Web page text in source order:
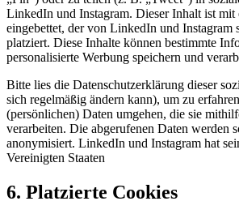
LinkedIn und Instagram. Dieser Inhalt ist mit
eingebettet, der von LinkedIn und Instagram
platziert. Diese Inhalte können bestimmte
personalisierte Werbung speichern und
Bitte lies die Datenschutzerklärung dieser
sich regelmäßig ändern kann), um zu
(persönlichen) Daten umgehen, die sie
verarbeiten. Die abgerufenen Daten werden
anonymisiert. LinkedIn und Instagram hat
Vereinigten Staaten
6. Platzierte Cookies